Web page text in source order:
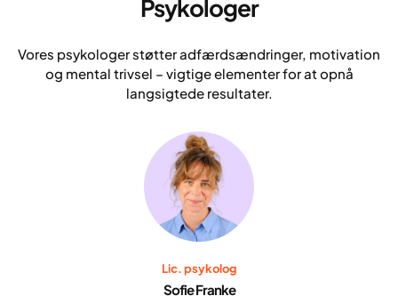
Psykologer
Vores psykologer støtter adfærdsændringer, motivation
og mental trivsel – vigtige elementer for at opnå
langsigtede resultater.
Lic. psykolog
Sofie Franke